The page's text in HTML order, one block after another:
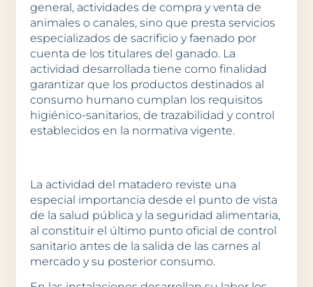
general, actividades de compra y venta de
animales o canales, sino que presta servicios
especializados de sacrificio y faenado por
cuenta de los titulares del ganado. La
actividad desarrollada tiene como finalidad
garantizar que los productos destinados al
consumo humano cumplan los requisitos
higiénico-sanitarios, de trazabilidad y control
establecidos en la normativa vigente.
La actividad del matadero reviste una
especial importancia desde el punto de vista
de la salud pública y la seguridad alimentaria,
al constituir el último punto oficial de control
sanitario antes de la salida de las carnes al
mercado y su posterior consumo.